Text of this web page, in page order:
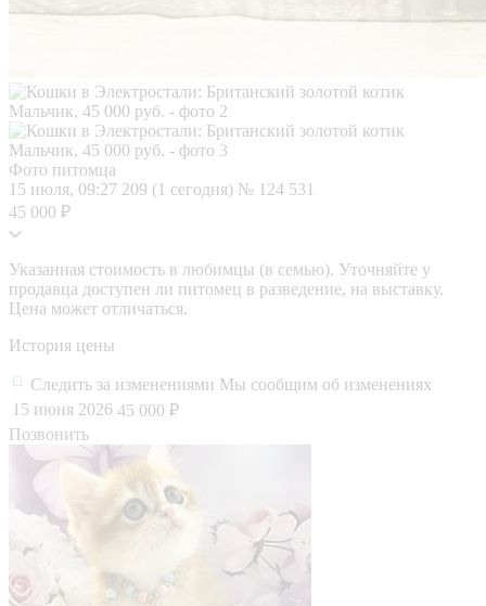
Фото питомца
15 июля, 09:27 209 (1 сегодня) № 124 531
45 000 ₽
Указанная стоимость в любимцы (в семью). Уточняйте у
продавца доступен ли питомец в разведение, на выставку.
Цена может отличаться.
История цены
Следить за изменениями Мы сообщим об изменениях
15 июня 2026 45 000 ₽
Позвонить